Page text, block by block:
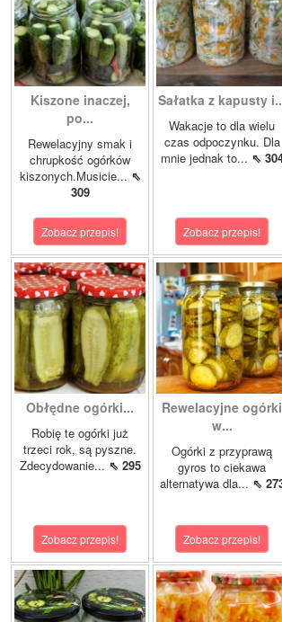
Kiszone inaczej,
po...
Rewelacyjny smak i
chrupkość ogórków
kiszonych.Musicie... ⇖
309
Zobacz przepis!
Sałatka z kapusty
Wakacje to dla wielu
czas odpoczynku. Dla
mnie jednak to... ⇖
Zobacz przepis!
Obłędne ogórki...
Robię te ogórki już
trzeci rok, są pyszne.
Zdecydowanie... ⇖ 295
Zobacz przepis!
Rewelacyjne ogórki
w...
Ogórki z przyprawą
gyros to ciekawa
alternatywa dla... ⇖
Zobacz przepis!